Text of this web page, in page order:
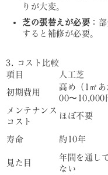
りが大変。
芝の張替えが必要 ：
すると補修が必要。
3. コスト比較
項目
人工芝
初期費用
高め（1㎡
00〜10,000
メンテナンス
コスト
ほぼ不要
寿命 約10年
見た目
年間を通し
ない